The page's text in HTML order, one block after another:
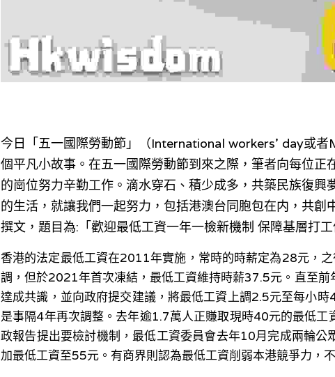
今日「五一國際勞動節」（International workers' day或
個平凡小故事。在五一國際勞動節到來之際，筆者向每位正
的崗位努力辛勤工作。滴水穿石、積少成多，共築民族復
的生活，就讓我們一起努力，包括港澳台同胞包在内，共創
撰文，題目為:「歡迎最低工資一年一檢新機制 保障基層打工
香港的法定最低工資在2011年實施，常時的時薪定為28元，
調，但於2021年首次凍結，最低工資維持時薪37.5元。直至
達成共識，並向政府提交建議，將最低工資上調2.5元至每小
是事隔4年再次調整。去年逾1.7萬人正賺取現時40元的最低工
政報告提出要檢討機制，最低工資委員會去年10月完成兩輪公
加最低工資至55元。有商界則認為最低工資削弱本港競爭力，